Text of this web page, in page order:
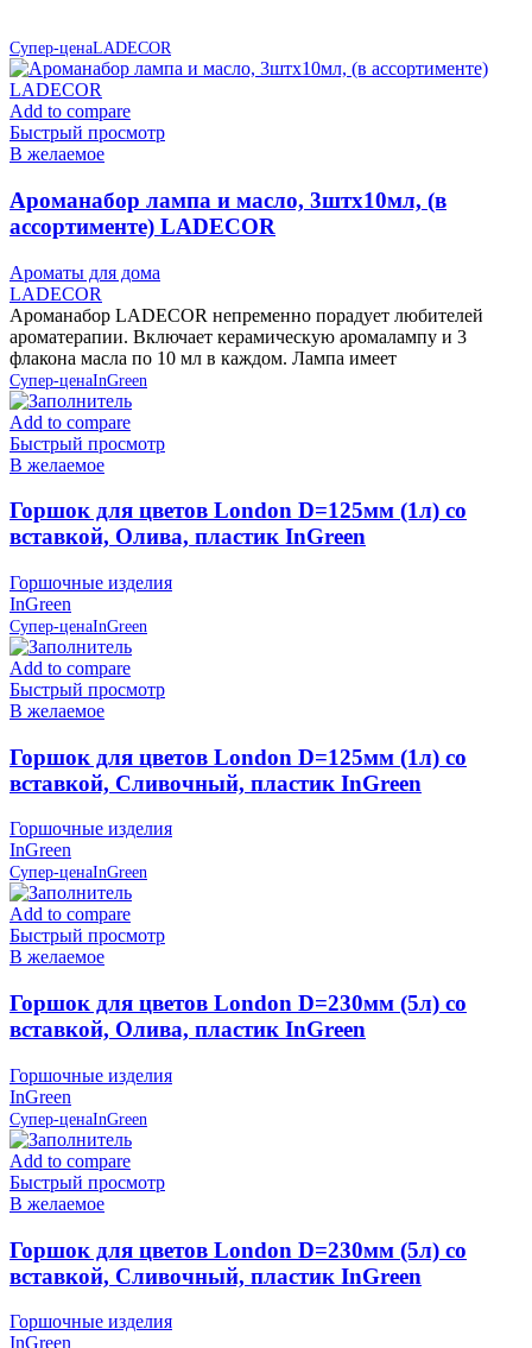
Супер-ценаLADECOR
Add to compare
Быстрый просмотр
В желаемое
Ароманабор лампа и масло, 3штx10мл, (в
ассортименте) LADECOR
Ароматы для дома
LADECOR
Ароманабор LADECOR непременно порадует любителей
ароматерапии. Включает керамическую аромалампу и 3
флакона масла по 10 мл в каждом. Лампа имеет
Супер-ценаInGreen
Add to compare
Быстрый просмотр
В желаемое
Горшок для цветов London D=125мм (1л) со
вставкой, Олива, пластик InGreen
Горшочные изделия
InGreen
Супер-ценаInGreen
Add to compare
Быстрый просмотр
В желаемое
Горшок для цветов London D=125мм (1л) со
вставкой, Сливочный, пластик InGreen
Горшочные изделия
InGreen
Супер-ценаInGreen
Add to compare
Быстрый просмотр
В желаемое
Горшок для цветов London D=230мм (5л) со
вставкой, Олива, пластик InGreen
Горшочные изделия
InGreen
Супер-ценаInGreen
Add to compare
Быстрый просмотр
В желаемое
Горшок для цветов London D=230мм (5л) со
вставкой, Сливочный, пластик InGreen
Горшочные изделия
InGreen